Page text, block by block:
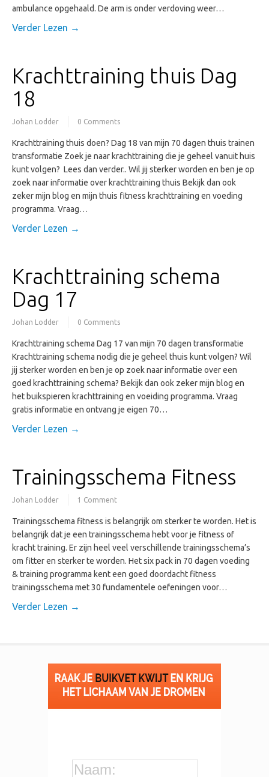
ambulance opgehaald. De arm is onder verdoving weer…
Verder Lezen →
Krachttraining thuis Dag
18
Johan Lodder 0 Comments
Krachttraining thuis doen? Dag 18 van mijn 70 dagen thuis trainen
transformatie Zoek je naar krachttraining die je geheel vanuit huis
kunt volgen? Lees dan verder.. Wil jij sterker worden en ben je op
zoek naar informatie over krachttraining thuis Bekijk dan ook
zeker mijn blog en mijn thuis fitness krachttraining en voeding
programma. Vraag…
Verder Lezen →
Krachttraining schema
Dag 17
Johan Lodder 0 Comments
Krachttraining schema Dag 17 van mijn 70 dagen transformatie
Krachttraining schema nodig die je geheel thuis kunt volgen? Wil
jij sterker worden en ben je op zoek naar informatie over een
goed krachttraining schema? Bekijk dan ook zeker mijn blog en
het buikspieren krachttraining en voeiding programma. Vraag
gratis informatie en ontvang je eigen 70…
Verder Lezen →
Trainingsschema Fitness
Johan Lodder 1 Comment
Trainingsschema fitness is belangrijk om sterker te worden. Het is
belangrijk dat je een trainingsschema hebt voor je fitness of
kracht training. Er zijn heel veel verschillende trainingsschema’s
om fitter en sterker te worden. Het six pack in 70 dagen voeding
& training programma kent een goed doordacht fitness
trainingsschema met 30 fundamentele oefeningen voor…
Verder Lezen →